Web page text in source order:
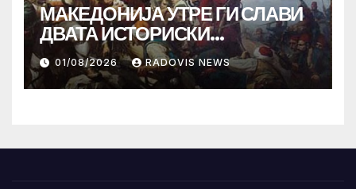
МАКЕДОНИЈА УТРЕ ГИ СЛАВИ
ДВАТА ИСТОРИСКИ
ИЛИНДЕНА!
01/08/2026 RADOVIS NEWS